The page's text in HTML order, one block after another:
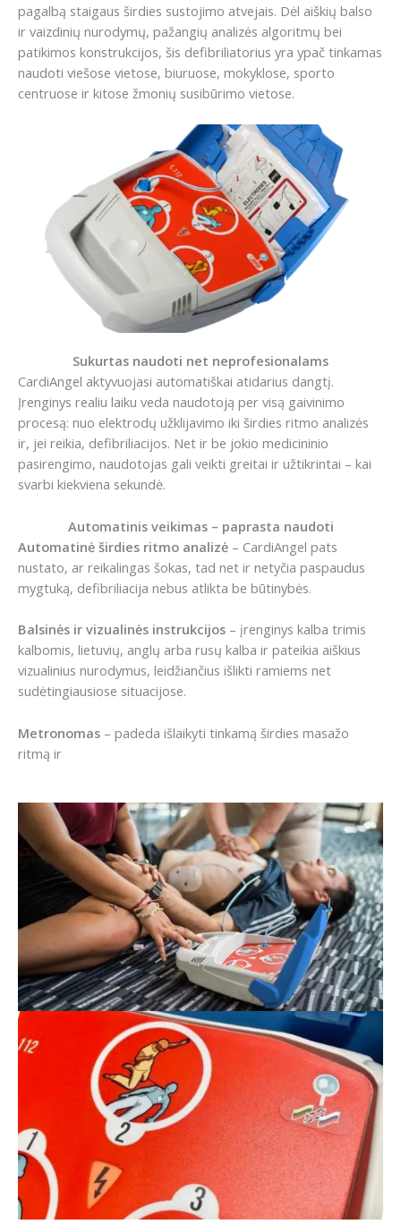
pagalbą staigaus širdies sustojimo atvejais. Dėl aiškių balso
ir vaizdinių nurodymų, pažangių analizės algoritmų bei
patikimos konstrukcijos, šis defibriliatorius yra ypač tinkamas
naudoti viešose vietose, biuruose, mokyklose, sporto
centruose ir kitose žmonių susibūrimo vietose.
Sukurtas naudoti net neprofesionalams
CardiAngel aktyvuojasi automatiškai atidarius dangtį.
Įrenginys realiu laiku veda naudotoją per visą gaivinimo
procesą: nuo elektrodų užklijavimo iki širdies ritmo analizės
ir, jei reikia, defibriliacijos. Net ir be jokio medicininio
pasirengimo, naudotojas gali veikti greitai ir užtikrintai – kai
svarbi kiekviena sekundė.
Automatinis veikimas – paprasta naudoti
Automatinė širdies ritmo analizė – CardiAngel pats
nustato, ar reikalingas šokas, tad net ir netyčia paspaudus
mygtuką, defibriliacija nebus atlikta be būtinybės.
Balsinės ir vizualinės instrukcijos – įrenginys kalba trimis
kalbomis, lietuvių, anglų arba rusų kalba ir pateikia aiškius
vizualinius nurodymus, leidžiančius išlikti ramiems net
sudėtingiausiose situacijose.
Metronomas – padeda išlaikyti tinkamą širdies masažo
ritmą ir